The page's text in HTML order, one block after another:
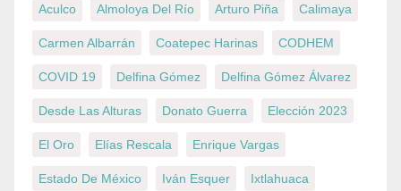
Aculco Almoloya Del Río Arturo Piña Calimaya
Carmen Albarrán Coatepec Harinas CODHEM
COVID 19 Delfina Gómez Delfina Gómez Álvarez
Desde Las Alturas Donato Guerra Elección 2023
El Oro Elías Rescala Enrique Vargas
Estado De México Iván Esquer Ixtlahuaca